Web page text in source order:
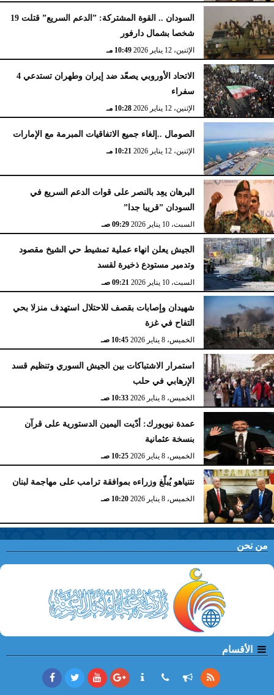
السودان .. القوة المشتركة: ”الدعم السريع” قتلت 19
شخصا بشمال دارفور
الإثنين، 12 يناير 2026 10:49 مـ
الاتحاد الأوروبي يصعّد ضد إيران وطهران تستدعي 4
سفراء
الإثنين، 12 يناير 2026 10:28 مـ
الصومال ..إلغاء جميع الاتفاقيات المبرمة مع الإمارات
الإثنين، 12 يناير 2026 10:21 مـ
البرهان يعِد بالنصر على قوات الدعم السريع في
السودان ”قريبا جدا”
السبت، 10 يناير 2026 09:29 صـ
الجيش يعلن انهاء عملية تمشيط حي الشيخ مقصود
وتدمير مستودع ذخيرة لقسد
السبت، 10 يناير 2026 09:21 صـ
شهيدان وإصابات بقصف للاحتلال استهدف منزلا بحي
التفاح في غزة
الخميس، 8 يناير 2026 10:45 صـ
استمرار الاشتباكات بين الجيش السوري وتنظيم قسد
الإرهابي في حلب
الخميس، 8 يناير 2026 10:33 صـ
عمدة نيويورك: أدّيت اليمين الدستورية على قرآن
بنسخة عثمانية
الخميس، 8 يناير 2026 10:25 صـ
نتنياهو يُبلّغ وزراءه بموافقة ترامب على مهاجمة لبنان
الخميس، 8 يناير 2026 10:20 صـ
من نحن
الأقسام